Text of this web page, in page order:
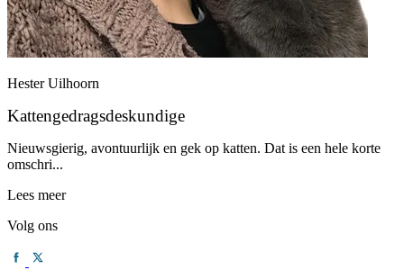
Hester Uilhoorn
Kattengedragsdeskundige
Nieuwsgierig, avontuurlijk en gek op katten. Dat is een hele korte
omschri...
Lees meer
Volg ons